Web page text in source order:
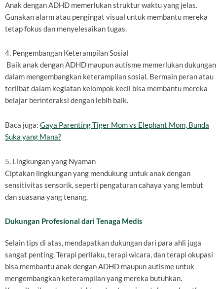
Anak dengan ADHD memerlukan struktur waktu yang jelas.
Gunakan alarm atau pengingat visual untuk membantu mereka
tetap fokus dan menyelesaikan tugas.
4. Pengembangan Keterampilan Sosial
Baik anak dengan ADHD maupun autisme memerlukan dukungan
dalam mengembangkan keterampilan sosial. Bermain peran atau
terlibat dalam kegiatan kelompok kecil bisa membantu mereka
belajar berinteraksi dengan lebih baik.
Baca juga: Gaya Parenting Tiger Mom vs Elephant Mom, Bunda
Suka yang Mana?
5. Lingkungan yang Nyaman
Ciptakan lingkungan yang mendukung untuk anak dengan
sensitivitas sensorik, seperti pengaturan cahaya yang lembut
dan suasana yang tenang.
Dukungan Profesional dari Tenaga Medis
Selain tips di atas, mendapatkan dukungan dari para ahli juga
sangat penting. Terapi perilaku, terapi wicara, dan terapi okupasi
bisa membantu anak dengan ADHD maupun autisme untuk
mengembangkan keterampilan yang mereka butuhkan.